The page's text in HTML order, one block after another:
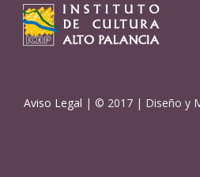
Aviso Legal | © 2017 | Diseño y